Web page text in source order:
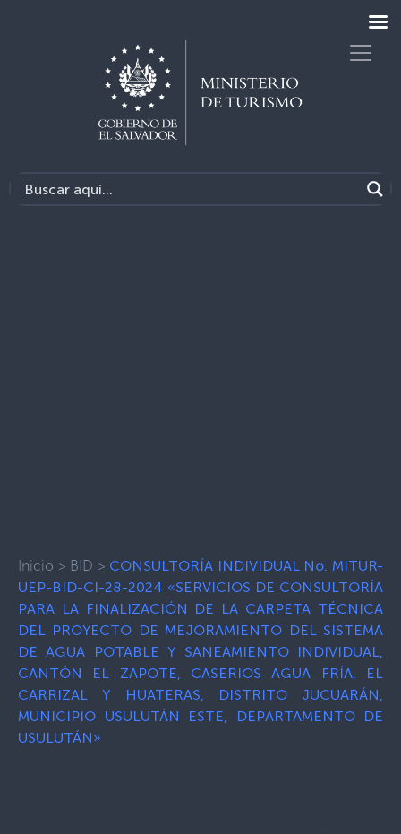
Inicio > BID > CONSULTORÍA INDIVIDUAL No. MITUR-
UEP-BID-CI-28-2024 «SERVICIOS DE CONSULTORÍA
PARA LA FINALIZACIÓN DE LA CARPETA TÉCNICA
DEL PROYECTO DE MEJORAMIENTO DEL SISTEMA
DE AGUA POTABLE Y SANEAMIENTO INDIVIDUAL,
CANTÓN EL ZAPOTE, CASERIOS AGUA FRÍA, EL
CARRIZAL Y HUATERAS, DISTRITO JUCUARÁN,
MUNICIPIO USULUTÁN ESTE, DEPARTAMENTO DE
USULUTÁN»